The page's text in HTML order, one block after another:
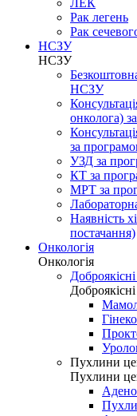
ЛЕК
Рак легень
Рак
НСЗУ
НСЗУ
НСЗУ
онколога)
за
УЗД за
КТ за
МРТ за
Наявність
постачання)
Онкологія
Онкологія
Пухлини
Пухлини